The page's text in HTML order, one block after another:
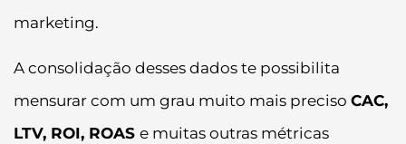
marketing.
A consolidação desses dados te possibilita
mensurar com um grau muito mais preciso CAC,
LTV, ROI, ROAS e muitas outras métricas